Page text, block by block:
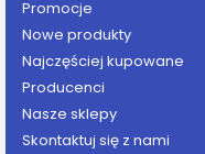
Promocje
Nowe produkty
Najczęściej kupowane
Producenci
Nasze sklepy
Skontaktuj się z nami